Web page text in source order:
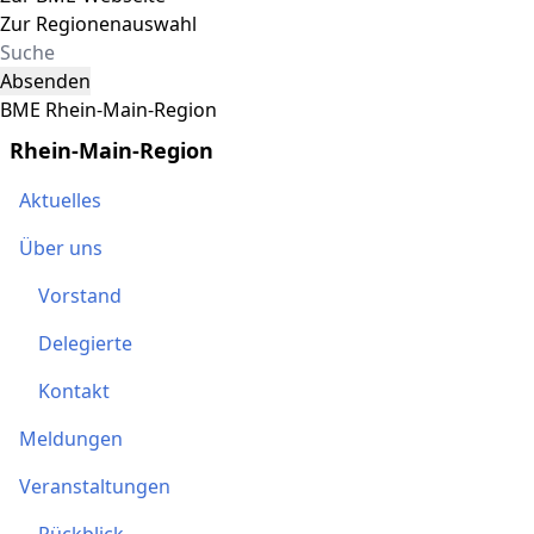
Zur Regionenauswahl
Absenden
BME Rhein-Main-Region
Rhein-Main-Region
Aktuelles
Über uns
Vorstand
Delegierte
Kontakt
Meldungen
Veranstaltungen